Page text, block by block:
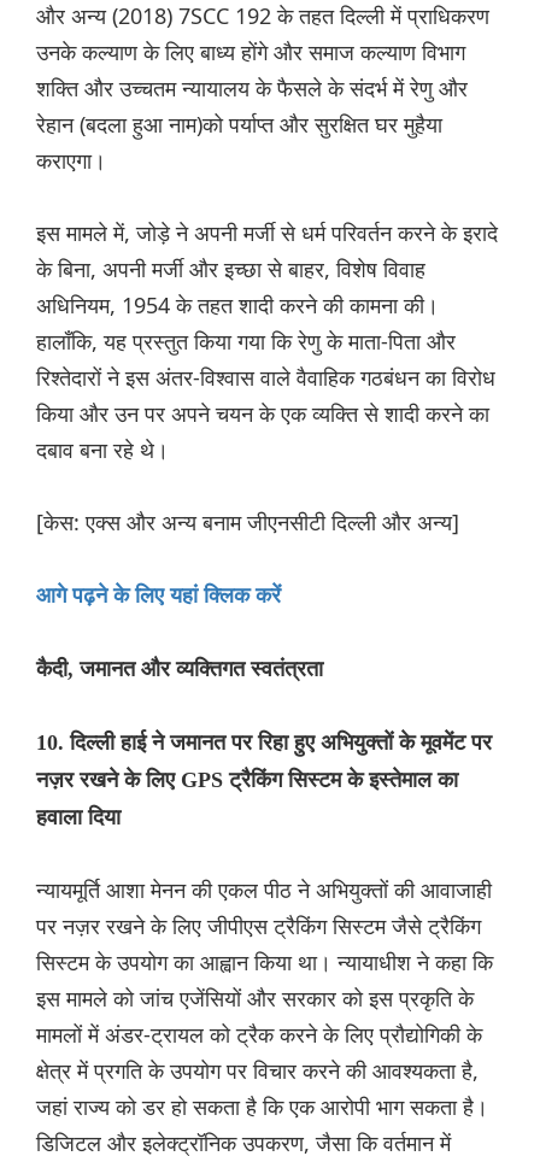
और अन्य (2018) 7SCC 192 के तहत दिल्ली में प्राधिकरण
उनके कल्याण के लिए बाध्य होंगे और समाज कल्याण विभाग
शक्ति और उच्चतम न्यायालय के फैसले के संदर्भ में रेणु और
रेहान (बदला हुआ नाम)को पर्याप्त और सुरक्षित घर मुहैया
कराएगा।
इस मामले में, जोड़े ने अपनी मर्जी से धर्म परिवर्तन करने के इरादे
के बिना, अपनी मर्जी और इच्छा से बाहर, विशेष विवाह
अधिनियम, 1954 के तहत शादी करने की कामना की।
हालाँकि, यह प्रस्तुत किया गया कि रेणु के माता-पिता और
रिश्तेदारों ने इस अंतर-विश्वास वाले वैवाहिक गठबंधन का विरोध
किया और उन पर अपने चयन के एक व्यक्ति से शादी करने का
दबाव बना रहे थे।
[केस: एक्स और अन्य बनाम जीएनसीटी दिल्ली और अन्य]
आगे पढ़ने के लिए यहां क्लिक करें
कैदी, जमानत और व्यक्तिगत स्वतंत्रता
10. दिल्ली हाई ने जमानत पर रिहा हुए अभियुक्तों के मूवमेंट पर
नज़र रखने के लिए GPS ट्रैकिंग सिस्टम के इस्तेमाल का
हवाला दिया
न्यायमूर्ति आशा मेनन की एकल पीठ ने अभियुक्तों की आवाजाही
पर नज़र रखने के लिए जीपीएस ट्रैकिंग सिस्टम जैसे ट्रैकिंग
सिस्टम के उपयोग का आह्वान किया था। न्यायाधीश ने कहा कि
इस मामले को जांच एजेंसियों और सरकार को इस प्रकृति के
मामलों में अंडर-ट्रायल को ट्रैक करने के लिए प्रौद्योगिकी के
क्षेत्र में प्रगति के उपयोग पर विचार करने की आवश्यकता है,
जहां राज्य को डर हो सकता है कि एक आरोपी भाग सकता है।
डिजिटल और इलेक्ट्रॉनिक उपकरण, जैसा कि वर्तमान में